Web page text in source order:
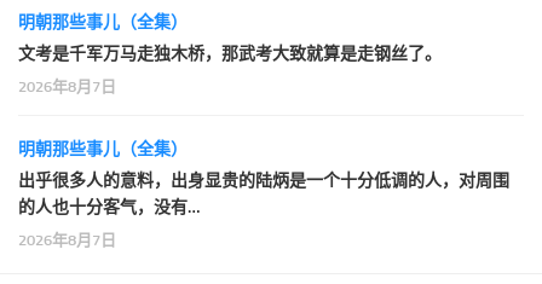
明朝那些事儿（全集）
文考是千军万马走独木桥，那武考大致就算是走钢丝了。
2026年8月7日
明朝那些事儿（全集）
出乎很多人的意料，出身显贵的陆炳是一个十分低调的人，对周围
的人也十分客气，没有…
2026年8月7日